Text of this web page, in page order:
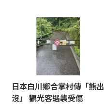
日本白川鄉合掌村傳「熊出
沒」 觀光客遇襲受傷